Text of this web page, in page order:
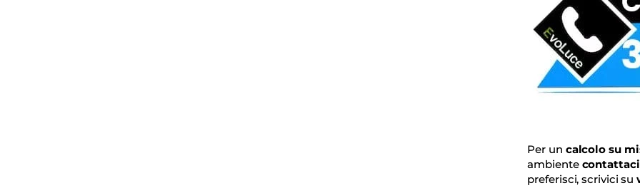
Per un calcolo su
ambiente contattaci
preferisci, scrivici su